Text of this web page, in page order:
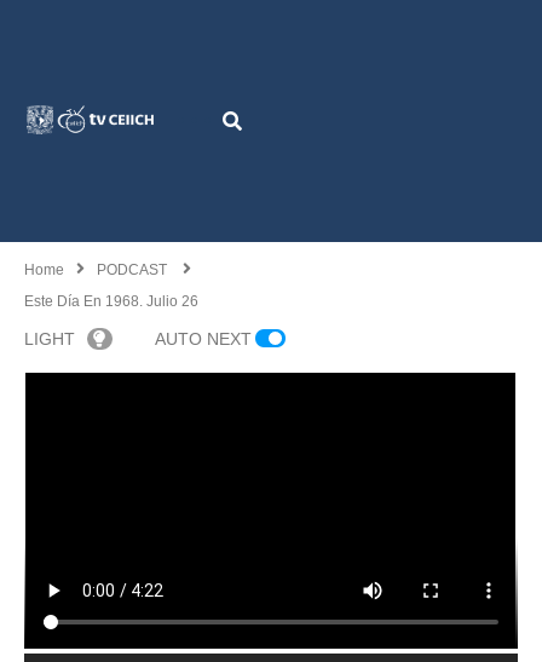
Home
PODCAST
Este Día En 1968. Julio 26
LIGHT AUTO NEXT